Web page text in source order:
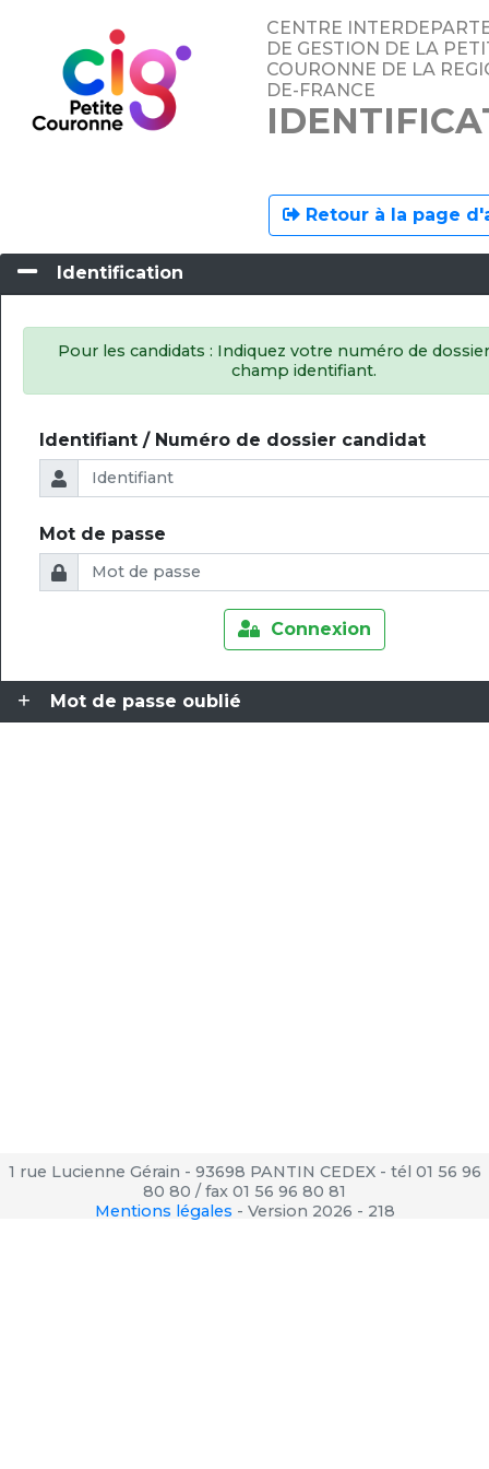
CENTRE
DE GESTION DE LA
COURONNE DE LA
DE-FRANCE
Retour à la page
Identification
Pour les candidats : Indiquez votre numéro de
champ identifiant.
Identifiant / Numéro de dossier candidat
Mot de passe
Connexion
Mot de passe oublié
1 rue Lucienne Gérain - 93698 PANTIN CEDEX - tél 01 56 96
80 80 / fax 01 56 96 80 81
Mentions légales - Version 2026 - 218